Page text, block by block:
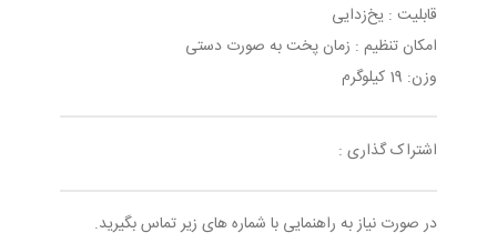
قابلیت : یخ‌زدایی
امکان تنظیم : زمان پخت به صورت دستی
وزن: 19 کیلوگرم
اشتراک گذاری :
در صورت نیاز به راهنمایی با شماره های زیر تماس بگیرید.